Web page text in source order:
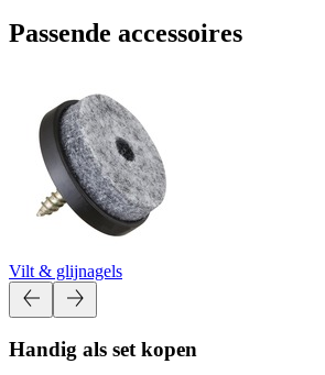
Passende accessoires
Vilt & glijnagels
Handig als set kopen